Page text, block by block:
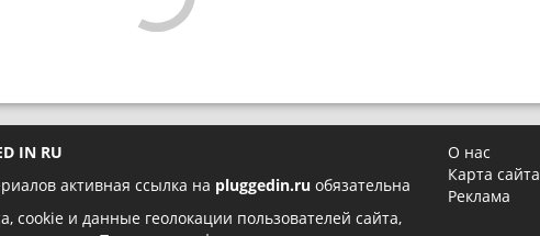
IN RU
активная ссылка на pluggedin.ru обязательна
cookie и данные геолокации пользователей сайта,
О нас
Карта сайта
Реклама